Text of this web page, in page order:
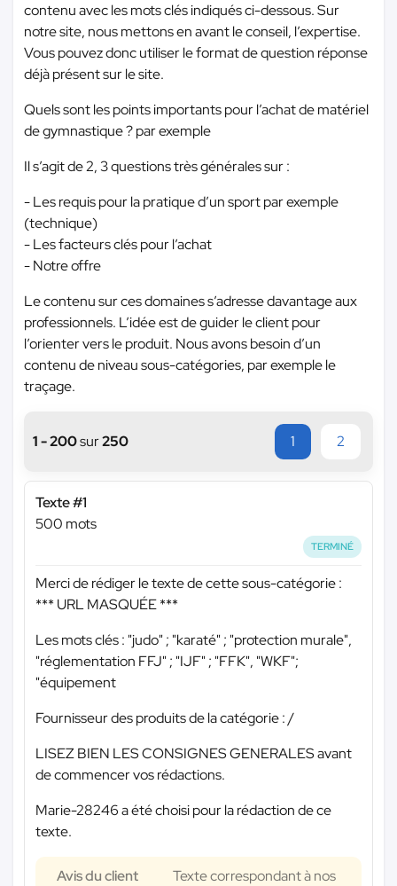
contenu avec les mots clés indiqués ci-dessous. Sur
notre site, nous mettons en avant le conseil, l’expertise.
Vous pouvez donc utiliser le format de question réponse
déjà présent sur le site.
Quels sont les points importants pour l’achat de matériel
de gymnastique ? par exemple
Il s’agit de 2, 3 questions très générales sur :
- Les requis pour la pratique d’un sport par exemple
(technique)
- Les facteurs clés pour l’achat
- Notre offre
Le contenu sur ces domaines s’adresse davantage aux
professionnels. L’idée est de guider le client pour
l’orienter vers le produit. Nous avons besoin d’un
contenu de niveau sous-catégories, par exemple le
traçage.
1 - 200sur250 1 2
Texte #1
500 mots
TERMINÉ
Merci de rédiger le texte de cette sous-catégorie :
*** URL MASQUÉE ***
Les mots clés : "judo" ; "karaté" ; "protection murale",
"réglementation FFJ" ; "IJF" ; "FFK", "WKF";
"équipement
Fournisseur des produits de la catégorie : /
LISEZ BIEN LES CONSIGNES GENERALES avant
de commencer vos rédactions.
Marie-28246 a été choisi pour la rédaction de ce
texte.
Avis du client
Texte correspondant à nos